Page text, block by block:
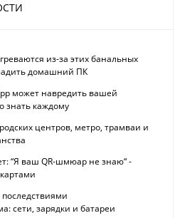
из-за этих банальных
домашний ПК
может навредить вашей
знать каждому
центров, метро, трамваи и
“Я ваш QR-шмюар не знаю“ -
последствиями
сети, зарядки и батареи